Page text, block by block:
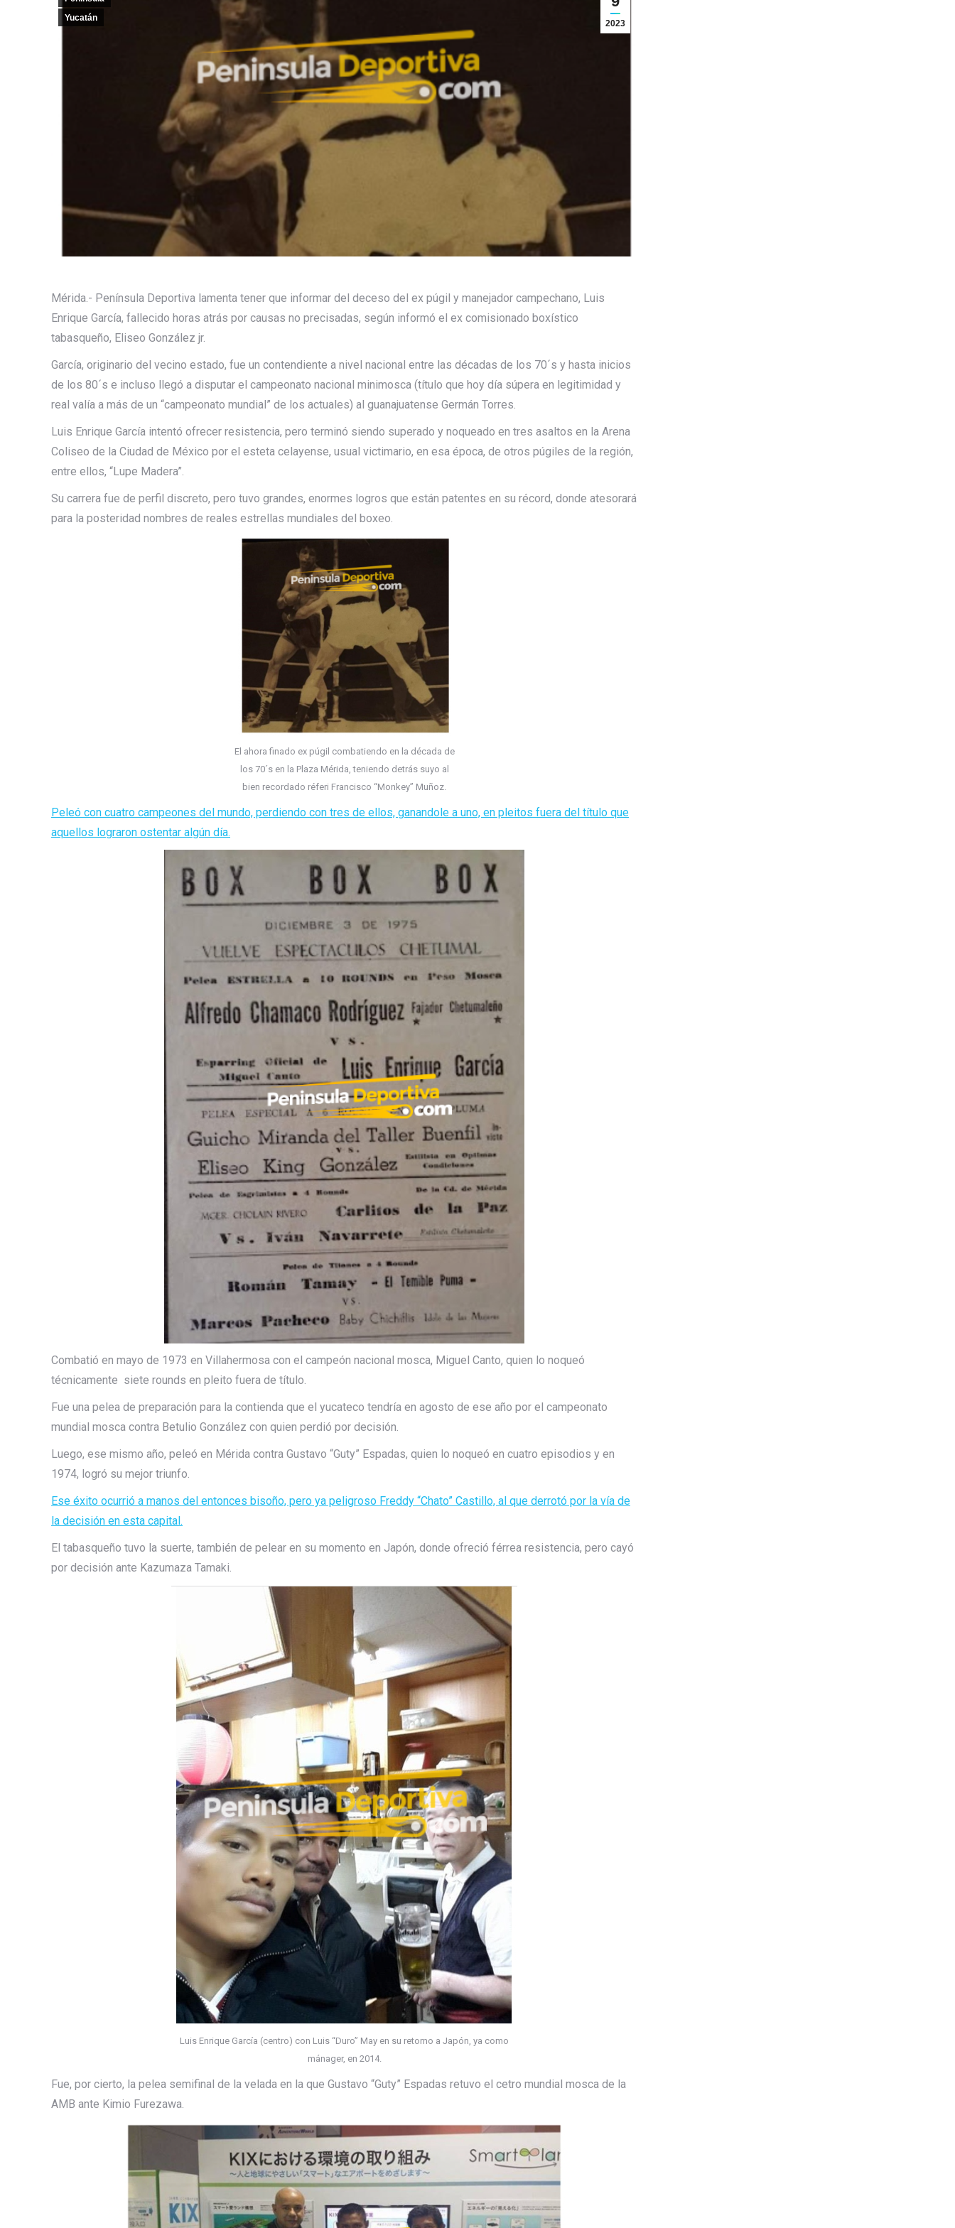
2023
Yucatán
Mérida.- Península Deportiva lamenta tener que informar del deceso del ex púgil y manejador campechano, Luis
Enrique García, fallecido horas atrás por causas no precisadas, según informó el ex comisionado boxístico
tabasqueño, Eliseo González jr.
García, originario del vecino estado, fue un contendiente a nivel nacional entre las décadas de los 70´s y hasta inicios
de los 80´s e incluso llegó a disputar el campeonato nacional minimosca (título que hoy día súpera en legitimidad y
real valía a más de un “campeonato mundial” de los actuales) al guanajuatense Germán Torres.
Luis Enrique García intentó ofrecer resistencia, pero terminó siendo superado y noqueado en tres asaltos en la Arena
Coliseo de la Ciudad de México por el esteta celayense, usual victimario, en esa época, de otros púgiles de la región,
entre ellos, “Lupe Madera”.
Su carrera fue de perfil discreto, pero tuvo grandes, enormes logros que están patentes en su récord, donde atesorará
para la posteridad nombres de reales estrellas mundiales del boxeo.
El ahora finado ex púgil combatiendo en la década de
los 70´s en la Plaza Mérida, teniendo detrás suyo al
bien recordado réferi Francisco “Monkey” Muñoz.
Peleó con cuatro campeones del mundo, perdiendo con tres de ellos, ganandole a uno, en pleitos fuera del título que
aquellos lograron ostentar algún día.
Combatió en mayo de 1973 en Villahermosa con el campeón nacional mosca, Miguel Canto, quien lo noqueó
técnicamente siete rounds en pleito fuera de título.
Fue una pelea de preparación para la contienda que el yucateco tendría en agosto de ese año por el campeonato
mundial mosca contra Betulio González con quien perdió por decisión.
Luego, ese mismo año, peleó en Mérida contra Gustavo “Guty” Espadas, quien lo noqueó en cuatro episodios y en
1974, logró su mejor triunfo.
Ese éxito ocurrió a manos del entonces bisoño, pero ya peligroso Freddy “Chato” Castillo, al que derrotó por la vía de
la decisión en esta capital.
El tabasqueño tuvo la suerte, también de pelear en su momento en Japón, donde ofreció férrea resistencia, pero cayó
por decisión ante Kazumaza Tamaki.
Luis Enrique García (centro) con Luis “Duro” May en su retorno a Japón, ya como
mánager, en 2014.
Fue, por cierto, la pelea semifinal de la velada en la que Gustavo “Guty” Espadas retuvo el cetro mundial mosca de la
AMB ante Kimio Furezawa.